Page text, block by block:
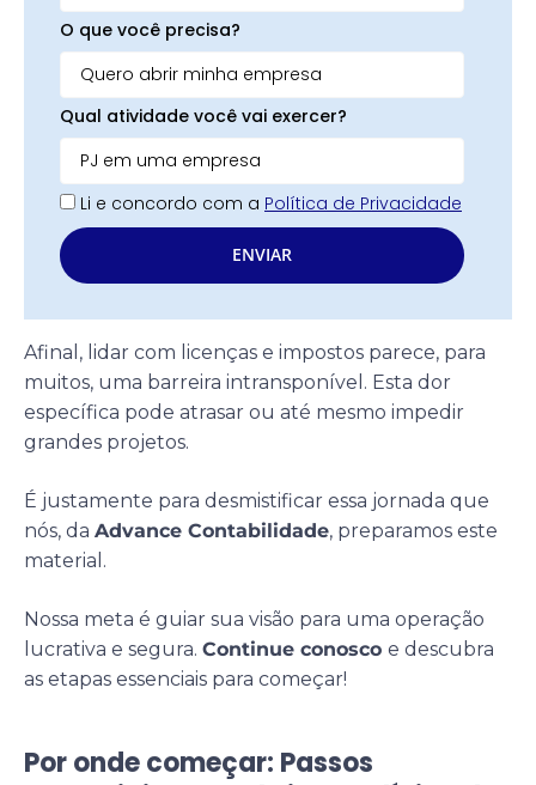
O que você precisa?
Qual atividade você vai exercer?
Li e concordo com a Política de Privacidade
ENVIAR
Afinal, lidar com licenças e impostos parece, para
muitos, uma barreira intransponível. Esta dor
específica pode atrasar ou até mesmo impedir
grandes projetos.
É justamente para desmistificar essa jornada que
nós, da Advance Contabilidade, preparamos este
material.
Nossa meta é guiar sua visão para uma operação
lucrativa e segura. Continue conosco e descubra
as etapas essenciais para começar!
Por onde começar: Passos